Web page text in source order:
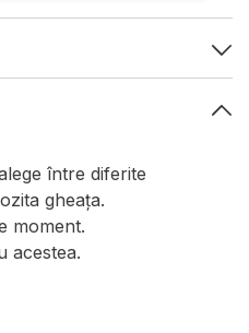
între diferite
gheața.
moment.
acestea.